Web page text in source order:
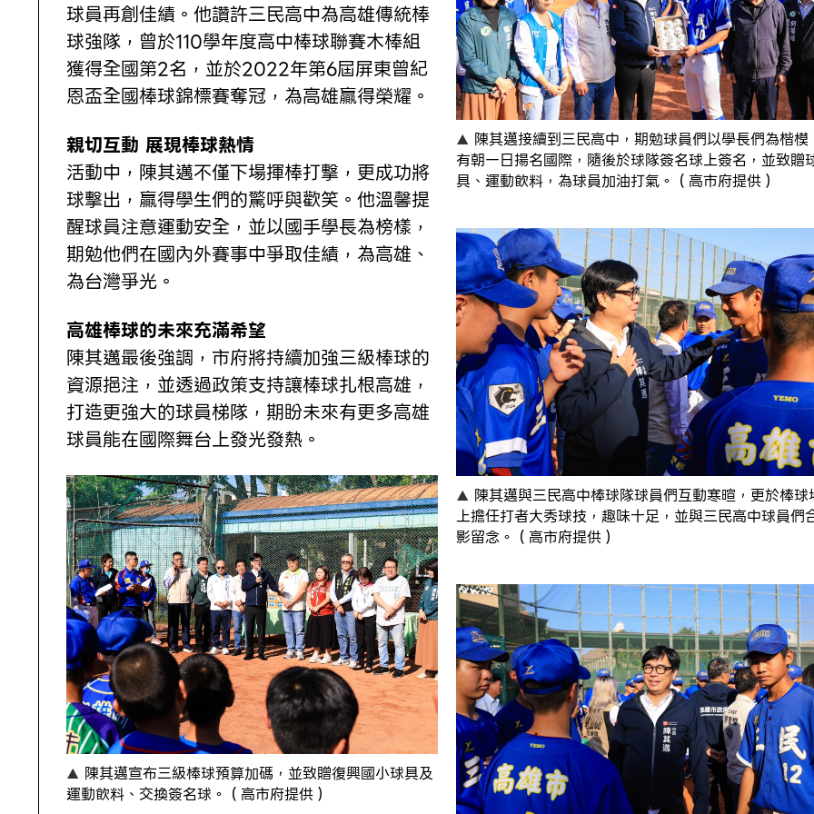
球員再創佳績。他讚許三民高中為高雄傳統棒
球強隊，曾於110學年度高中棒球聯賽木棒組
獲得全國第2名，並於2022年第6屆屏東曾紀
恩盃全國棒球錦標賽奪冠，為高雄贏得榮耀。
親切互動 展現棒球熱情
活動中，陳其邁不僅下場揮棒打擊，更成功將
球擊出，贏得學生們的驚呼與歡笑。他溫馨提
醒球員注意運動安全，並以國手學長為榜樣，
期勉他們在國內外賽事中爭取佳績，為高雄、
為台灣爭光。
高雄棒球的未來充滿希望
陳其邁最後強調，市府將持續加強三級棒球的
資源挹注，並透過政策支持讓棒球扎根高雄，
打造更強大的球員梯隊，期盼未來有更多高雄
球員能在國際舞台上發光發熱。
陳其邁宣布三級棒球預算加碼，並致贈復興國小球具及
運動飲料、交換簽名球。（高市府提供）
陳其邁接續到三民高中，期勉球員們以學長們為楷模
有朝一日揚名國際，隨後於球隊簽名球上簽名，並致贈
具、運動飲料，為球員加油打氣。（高市府提供）
陳其邁與三民高中棒球隊球員們互動寒暄，更於棒球
上擔任打者大秀球技，趣味十足，並與三民高中球員們
影留念。（高市府提供）